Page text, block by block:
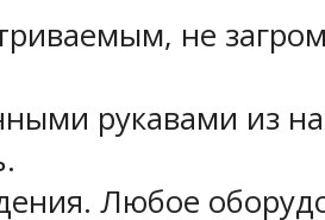
не
рукавами из
Любое